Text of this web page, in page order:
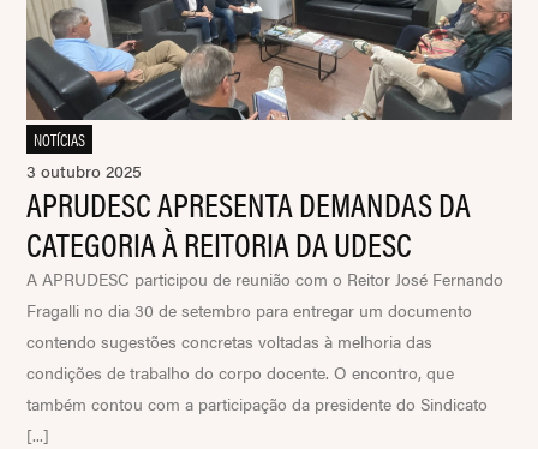
NOTÍCIAS
3 outubro 2025
APRUDESC APRESENTA DEMANDAS DA
CATEGORIA À REITORIA DA UDESC
A APRUDESC participou de reunião com o Reitor José Fernando
Fragalli no dia 30 de setembro para entregar um documento
contendo sugestões concretas voltadas à melhoria das
condições de trabalho do corpo docente. O encontro, que
também contou com a participação da presidente do Sindicato
[...]